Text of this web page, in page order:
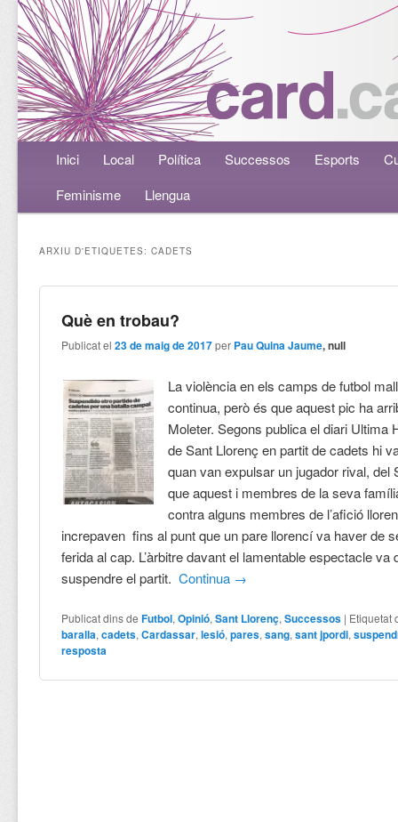
Menú principalAneu al contingut principal
Aneu al contingut secundari
Inici Local Política Successos Esports
Feminisme
Llengua
ARXIU D'ETIQUETES:CADETS
Què en trobau?
Publicat el23 de maig de 2017 per Pau Quina Jaume, null
La violència en els camps de futbol
continua, però és que aquest pic ha
Moleter. Segons publica el diari Ultima
de Sant Llorenç en partit de cadets hi
quan van expulsar un jugador rival, del
que aquest i membres de la seva
contra alguns membres de l’afició
increpaven fins al punt que un pare llorencí va haver de
ferida al cap. L’àrbitre davant el lamentable espectacle va
suspendre el partit.Continua →
Publicat dins de Futbol,Opinió,Sant Llorenç,Successos | Etiquetat
baralla,cadets,Cardassar,lesió,pares,sang,sant jpordi,
resposta